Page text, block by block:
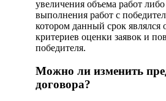
увеличения объема работ
выполнения работ с
котором данный срок являлся
критериев оценки заявок и
победителя.
Можно ли изменить
договора?